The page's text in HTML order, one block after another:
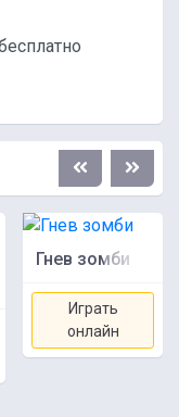
Гнев зомби
Играть
онлайн